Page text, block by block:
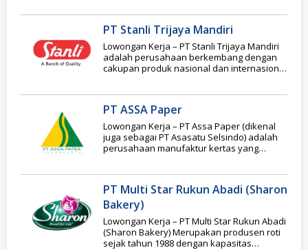
PT Stanli Trijaya Mandiri
Lowongan Kerja – PT Stanli Trijaya Mandiri
adalah perusahaan berkembang dengan
cakupan produk nasional dan internasional
PT ASSA Paper
Lowongan Kerja – PT Assa Paper (dikenal
juga sebagai PT Asasatu Selsindo) adalah
perusahaan manufaktur kertas yang
PT Multi Star Rukun Abadi (Sharon
Bakery)
Lowongan Kerja – PT Multi Star Rukun Abadi
(Sharon Bakery) Merupakan produsen roti
sejak tahun 1988 dengan kapasitas